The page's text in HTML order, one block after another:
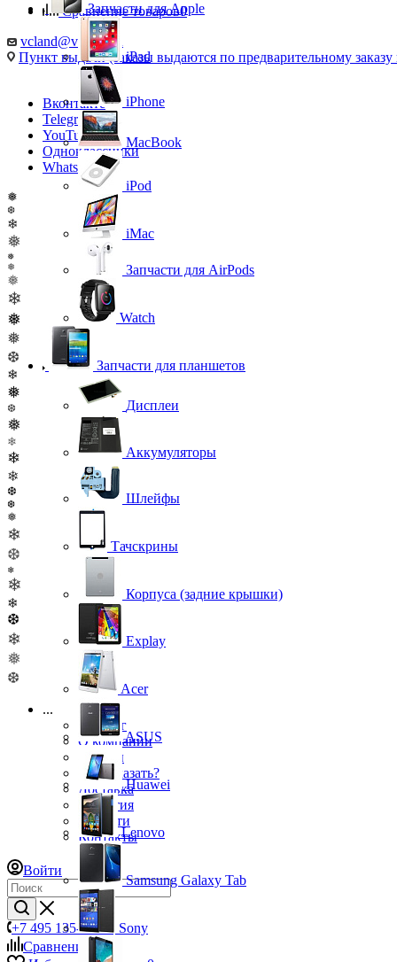
Сравнение товаров0
vcland@vcland.ru
Пункт выдачи (заказы выдаются по предварительному заказу
Вконтакте
Telegram
YouTube
Одноклассники
WhatsApp
❅
❆
❄
❅
❅
❅
❅
❄
❅
❅
❆
❄
❅
❆
❅
❄
❄
❄
❆
❆
❅
❄
❆
❄
❄
❄
❆
❄
❅
❆
...
Каталог
О компании
Бренды
Как заказать?
Доставка
Гарантия
Новости
Контакты
Войти
+7 495 135-39-43
Сравнение
0
Запчасти для Apple
iPad
iPhone
MacBook
iPod
iMac
Запчасти для AirPods
Watch
Запчасти для планшетов
Дисплеи
Аккумуляторы
Шлейфы
Тачскрины
Корпуса (задние крышки)
Explay
Acer
ASUS
Huawei
Lenovo
Samsung Galaxy Tab
Sony